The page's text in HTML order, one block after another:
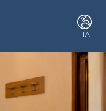
ITA
ENG